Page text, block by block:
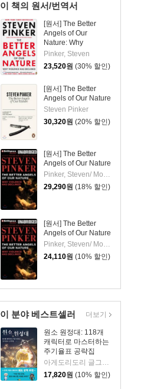
이 책의 원서/번역서
[원서] The Better
Angels of Our
Nature: Why
Violence Has
Declined
Pinker, Steven
23,520원 (30% 할인)
[원서] The Better
Angels of Our Nature
Steven Pinker
30,320원 (20% 할인)
[원서] The Better
Angels of Our Nature
Pinker, Steven/ Morey, Arthur (NRT)
29,290원 (18% 할인)
[원서] The Better
Angels of Our Nature
Pinker, Steven/ Morey, Arthur (NRT)
24,110원 (10% 할인)
이 분야 베스트셀러
원소 원정대: 118개
캐릭터로 마스터하는
주기율표 공략집
아게도리도리 글그림/박재현 역/장홍제 감수
17,820원 (10% 할인)
더보기
| 와이즈베리